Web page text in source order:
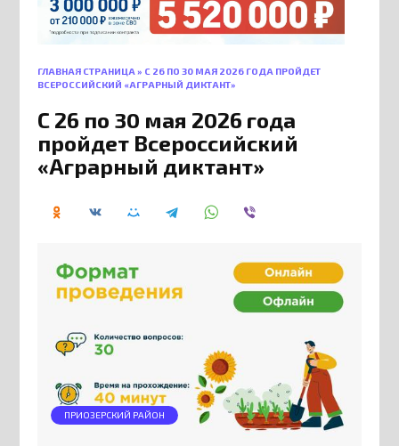
ГЛАВНАЯ СТРАНИЦА » С 26 ПО 30 МАЯ 2026 ГОДА ПРОЙДЕТ
ВСЕРОССИЙСКИЙ «АГРАРНЫЙ ДИКТАНТ»
С 26 по 30 мая 2026 года
пройдет Всероссийский
«Аграрный диктант»
ПРИОЗЕРСКИЙ РАЙОН